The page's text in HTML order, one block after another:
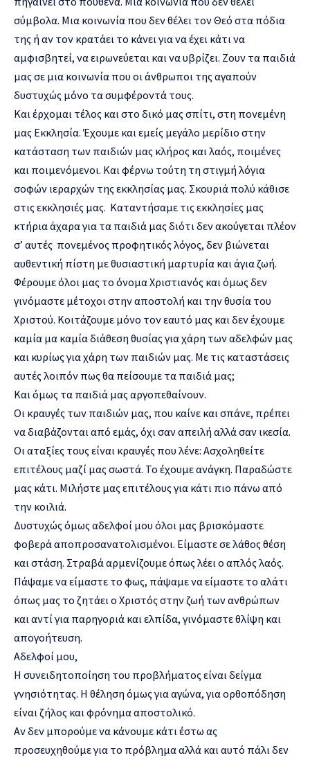
σύμβολα. Μια κοινωνία που δεν θέλει τον Θεό στα πόδια
της ή αν τον κρατάει το κάνει για να έχει κάτι να
αμφισβητεί, να ειρωνεύεται και να υβρίζει. Ζουν τα παιδιά
μας σε μια κοινωνία που οι άνθρωποι της αγαπούν
δυστυχώς μόνο τα συμφέροντά τους.
Και έρχομαι τέλος και στο δικό μας σπίτι, στη πονεμένη
μας Εκκλησία. Έχουμε και εμείς μεγάλο μερίδιο στην
κατάσταση των παιδιών μας κλήρος και λαός, ποιμένες
και ποιμενόμενοι. Και φέρνω τούτη τη στιγμή λόγια
σοφών ιεραρχών της εκκλησίας μας. Σκουριά πολύ κάθισε
στις εκκλησιές μας. Καταντήσαμε τις εκκλησίες μας
κτήρια άχαρα για τα παιδιά μας διότι δεν ακούγεται πλέον
σ’ αυτές πονεμένος προφητικός λόγος, δεν βιώνεται
αυθεντική πίστη με θυσιαστική μαρτυρία και άγια ζωή.
Φέρουμε όλοι μας το όνομα Χριστιανός και όμως δεν
γινόμαστε μέτοχοι στην αποστολή και την θυσία του
Χριστού. Κοιτάζουμε μόνο τον εαυτό μας και δεν έχουμε
καμία μα καμία διάθεση θυσίας για χάρη των αδελφών μας
και κυρίως για χάρη των παιδιών μας. Με τις καταστάσεις
αυτές λοιπόν πως θα πείσουμε τα παιδιά μας;
Και όμως τα παιδιά μας αργοπεθαίνουν.
Οι κραυγές των παιδιών μας, που καίνε και σπάνε, πρέπει
να διαβάζονται από εμάς, όχι σαν απειλή αλλά σαν ικεσία.
Οι αταξίες τους είναι κραυγές που λένε: Ασχοληθείτε
επιτέλους μαζί μας σωστά. Το έχουμε ανάγκη. Παραδώστε
μας κάτι. Μιλήστε μας επιτέλους για κάτι πιο πάνω από
την κοιλιά.
Δυστυχώς όμως αδελφοί μου όλοι μας βρισκόμαστε
φοβερά αποπροσανατολισμένοι. Είμαστε σε λάθος θέση
και στάση. Στραβά αρμενίζουμε όπως λέει ο απλός λαός.
Πάψαμε να είμαστε το φως, πάψαμε να είμαστε το αλάτι
όπως μας το ζητάει ο Χριστός στην ζωή των ανθρώπων
και αντί για παρηγοριά και ελπίδα, γινόμαστε θλίψη και
απογοήτευση.
Αδελφοί μου,
Η συνειδητοποίηση του προβλήματος είναι δείγμα
γνησιότητας. Η θέληση όμως για αγώνα, για ορθοπόδηση
είναι ζήλος και φρόνημα αποστολικό.
Αν δεν μπορούμε να κάνουμε κάτι έστω ας
προσευχηθούμε για το πρόβλημα αλλά και αυτό πάλι δεν